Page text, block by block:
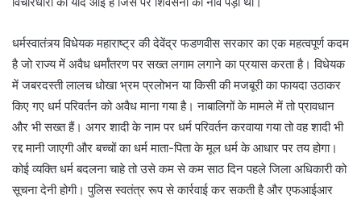
धर्मस्वातंत्र्य विधेयक महाराष्ट्र की देवेंद्र फडणवीस सरकार का एक महत्वपूर्ण कदम
है जो राज्य में अवैध धर्मांतरण पर सख्त लगाम लगाने का प्रयास करता है। विधेयक
में जबरदस्ती लालच धोखा भ्रम प्रलोभन या किसी की मजबूरी का फायदा उठाकर
किए गए धर्म परिवर्तन को अवैध माना गया है। नाबालिगों के मामले में तो प्रावधान
और भी सख्त हैं। अगर शादी के नाम पर धर्म परिवर्तन करवाया गया तो वह शादी भी
रद्द मानी जाएगी और बच्चों का धर्म माता-पिता के मूल धर्म के आधार पर तय होगा।
कोई व्यक्ति धर्म बदलना चाहे तो उसे कम से कम साठ दिन पहले जिला अधिकारी को
सूचना देनी होगी। पुलिस स्वतंत्र रूप से कार्रवाई कर सकती है और एफआईआर